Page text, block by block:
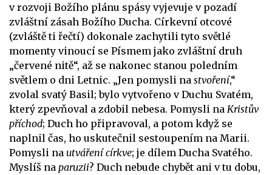
v rozvoji Božího plánu spásy vyjevuje v pozadí
zvláštní zásah Božího Ducha. Církevní otcové
(zvláště ti řečtí) dokonale zachytili tyto světlé
momenty vinoucí se Písmem jako zvláštní druh
„červené nitě“, až se nakonec stanou poledním
světlem o dni Letnic. „Jen pomysli na stvoření,“
zvolal svatý Basil; bylo vytvořeno v Duchu Svatém,
který zpevňoval a zdobil nebesa. Pomysli na Kristův
příchod; Duch ho připravoval, a potom když se
naplnil čas, ho uskutečnil sestoupením na Marii.
Pomysli na utváření církve; je dílem Ducha Svatého.
Myslíš na paruzii? Duch nebude chybět ani v tu dobu,